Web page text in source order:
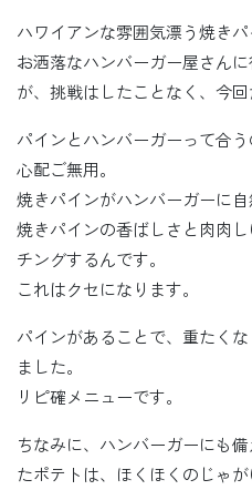
ハワイアンな雰囲気漂う焼きパ
お洒落なハンバーガー屋さん
が、挑戦はしたことなく、今回
パインとハンバーガーって合う
心配ご無用。
焼きパインがハンバーガーに自
焼きパインの香ばしさと肉肉
チングするんです。
これはクセになります。
パインがあることで、重たく
ました。
リピ確メニューです。
ちなみに、ハンバーガーにも
たポテトは、ほくほくのじゃ